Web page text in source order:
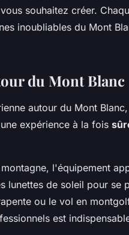
souhaitez créer.
inoubliables du Mont
du Mont Blanc
autour du Mont
expérience à la fois
l'équipement
lunettes de soleil pour se
ou le vol en
est